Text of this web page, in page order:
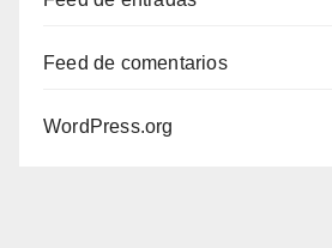
Feed de comentarios
WordPress.org